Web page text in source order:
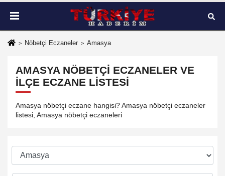
Nöbetçi Eczaneler Amasya
AMASYA NÖBETÇI ECZANELER VE
İLÇE ECZANE LISTESI
Amasya nöbetçi eczane hangisi? Amasya nöbetçi eczaneler
listesi, Amasya nöbetçi eczaneleri